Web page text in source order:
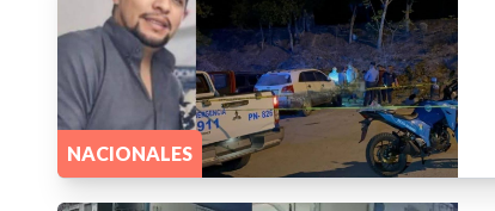
NACIONALES